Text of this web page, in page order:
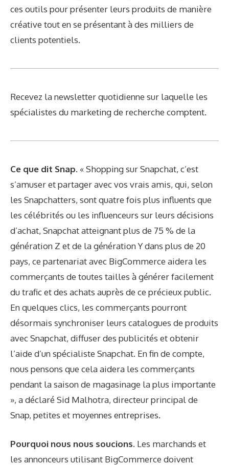
ces outils pour présenter leurs produits de manière
créative tout en se présentant à des milliers de
clients potentiels.
Recevez la newsletter quotidienne sur laquelle les
spécialistes du marketing de recherche comptent.
Ce que dit Snap. « Shopping sur Snapchat, c’est
s’amuser et partager avec vos vrais amis, qui, selon
les Snapchatters, sont quatre fois plus influents que
les célébrités ou les influenceurs sur leurs décisions
d’achat, Snapchat atteignant plus de 75 % de la
génération Z et de la génération Y dans plus de 20
pays, ce partenariat avec BigCommerce aidera les
commerçants de toutes tailles à générer facilement
du trafic et des achats auprès de ce précieux public.
En quelques clics, les commerçants pourront
désormais synchroniser leurs catalogues de produits
avec Snapchat, diffuser des publicités et obtenir
l’aide d’un spécialiste Snapchat. En fin de compte,
nous pensons que cela aidera les commerçants
pendant la saison de magasinage la plus importante
», a déclaré Sid Malhotra, directeur principal de
Snap, petites et moyennes entreprises.
Pourquoi nous nous soucions. Les marchands et
les annonceurs utilisant BigCommerce doivent